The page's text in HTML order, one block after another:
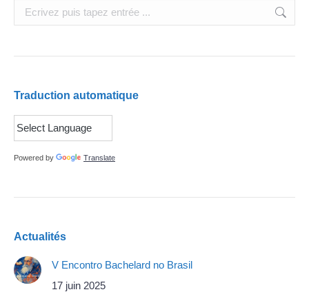
Search:
Traduction automatique
Powered by Translate
Actualités
V Encontro Bachelard no Brasil
17 juin 2025